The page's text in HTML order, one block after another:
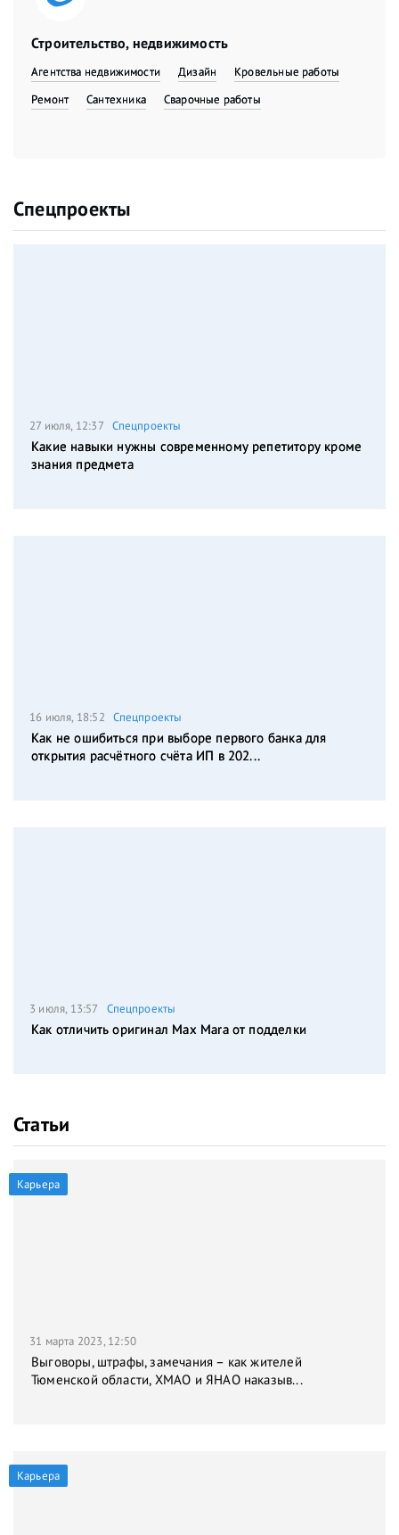
Строительство, недвижимость
Агентства недвижимости Дизайн
Кровельные работы
Ремонт
Сантехника Сварочные работы
Спецпроекты
27 июля, 12:37 Спецпроекты
Какие навыки нужны современному репетитору кроме
знания предмета
16 июля, 18:52 Спецпроекты
Как не ошибиться при выборе первого банка для
открытия расчётного счёта ИП в 202...
3 июля, 13:57 Спецпроекты
Как отличить оригинал Max Mara от подделки
Статьи
Карьера
31 марта 2023, 12:50
Выговоры, штрафы, замечания – как жителей
Тюменской области, ХМАО и ЯНАО наказыв...
Карьера